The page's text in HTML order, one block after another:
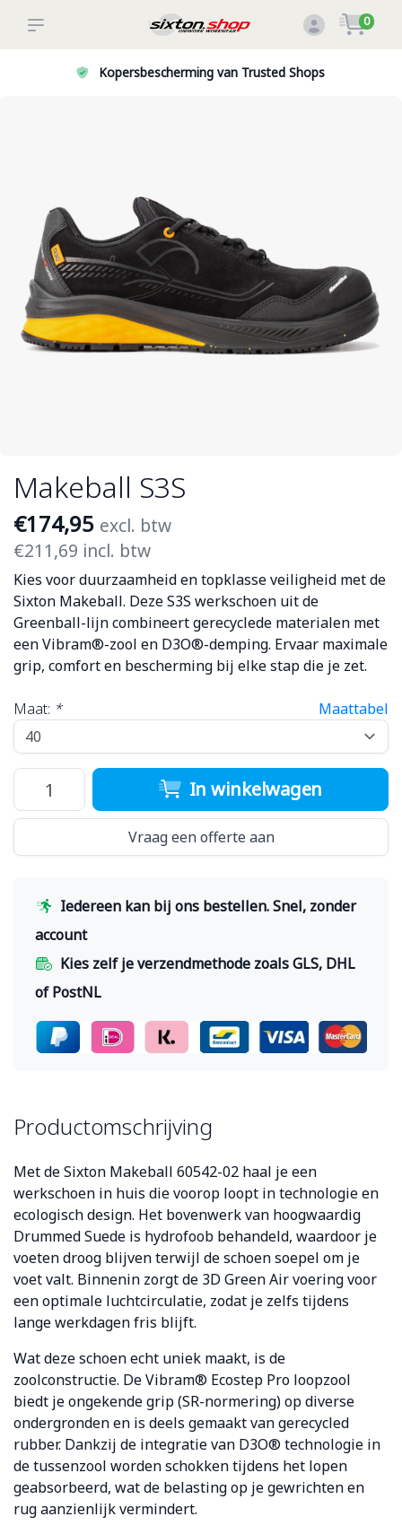
0
Kopersbescherming van Trusted Shops
Makeball S3S
€174,95 excl. btw
€211,69 incl. btw
Kies voor duurzaamheid en topklasse veiligheid met de
Sixton Makeball. Deze S3S werkschoen uit de
Greenball-lijn combineert gerecyclede materialen met
een Vibram®-zool en D3O®-demping. Ervaar maximale
grip, comfort en bescherming bij elke stap die je zet.
Maattabel
Maat: *
In winkelwagen
Vraag een offerte aan
Iedereen kan bij ons bestellen. Snel, zonder
account
Kies zelf je verzendmethode zoals GLS, DHL
of PostNL
Productomschrijving
Met de Sixton Makeball 60542-02 haal je een
werkschoen in huis die voorop loopt in technologie en
ecologisch design. Het bovenwerk van hoogwaardig
Drummed Suede is hydrofoob behandeld, waardoor je
voeten droog blijven terwijl de schoen soepel om je
voet valt. Binnenin zorgt de 3D Green Air voering voor
een optimale luchtcirculatie, zodat je zelfs tijdens
lange werkdagen fris blijft.
Wat deze schoen echt uniek maakt, is de
zoolconstructie. De Vibram® Ecostep Pro loopzool
biedt je ongekende grip (SR-normering) op diverse
ondergronden en is deels gemaakt van gerecycled
rubber. Dankzij de integratie van D3O® technologie in
de tussenzool worden schokken tijdens het lopen
geabsorbeerd, wat de belasting op je gewrichten en
rug aanzienlijk vermindert.